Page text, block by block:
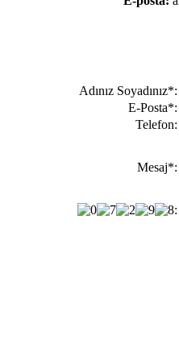
Adınız Soyadınız*
E-Posta*
Mesaj*